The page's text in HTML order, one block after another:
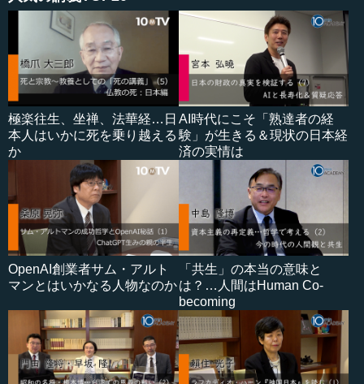
極楽往生、坐禅、法華経…日
本人はいかに死を乗り越える
か
AI時代にこそ「熟達者の経
験」が生きる＆現状の日本経
済の実情は
OpenAI創業者サム・アルト
マンとはいかなる人物なのか
「共生」の本当の意味と
は？…人間はHuman Co-
becoming